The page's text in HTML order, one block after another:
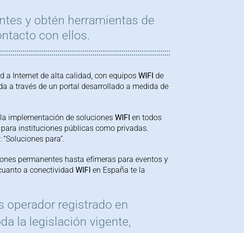
y obtén herramientas de
con ellos.
a Internet de alta calidad, con equipos WIFI de
a través de un portal desarrollado a medida de
implementación de soluciones WIFI en todos
instituciones públicas como privadas.
para”.
permanentes hasta efímeras para eventos y
a conectividad WIFI en España te la
operador registrado en
la legislación vigente,